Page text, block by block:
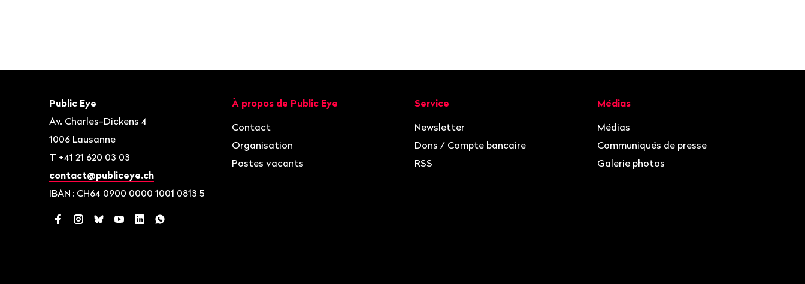
Contact
Public Eye
Av. Charles-Dickens 4
1006 Lausanne
T +41 21 620 03 03
contact@publiceye.ch
IBAN : CH64 0900 0000 1001 0813 5
FacebookInstagram
BlueskyYouTubeLinkedInWhatsApp
Navigation
À propos de Public Eye
Contact
Organisation
Postes vacants
Service
Newsletter
Dons / Compte bancaire
RSS
Médias
Médias
Communiqués de presse
Galerie photos